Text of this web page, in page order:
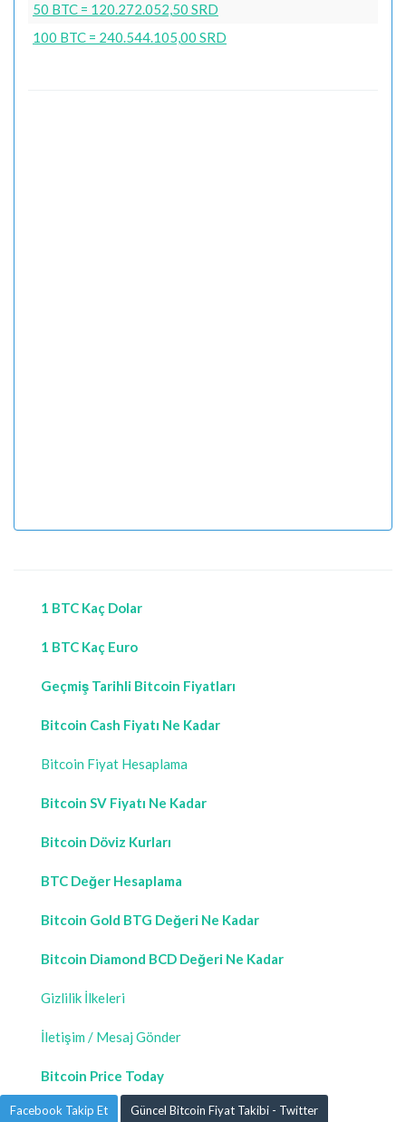
50 BTC = 120.272.052,50 SRD
100 BTC = 240.544.105,00 SRD
1 BTC Kaç Dolar
1 BTC Kaç Euro
Geçmiş Tarihli Bitcoin Fiyatları
Bitcoin Cash Fiyatı Ne Kadar
Bitcoin Fiyat Hesaplama
Bitcoin SV Fiyatı Ne Kadar
Bitcoin Döviz Kurları
BTC Değer Hesaplama
Bitcoin Gold BTG Değeri Ne Kadar
Bitcoin Diamond BCD Değeri Ne Kadar
Gizlilik İlkeleri
İletişim / Mesaj Gönder
Bitcoin Price Today
Facebook Takip Et Güncel Bitcoin Fiyat Takibi - Twitter